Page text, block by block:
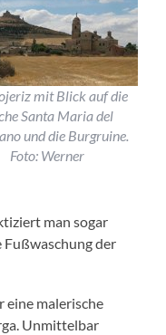
mit Blick auf die
Santa Maria del
und die Burgruine.
Foto: Werner
man sogar
der
eine malerische
Unmittelbar